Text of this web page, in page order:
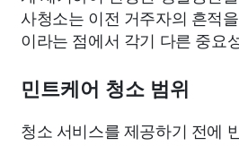
사청소는 이전 거주자의 흔적
이라는 점에서 각기 다른 중요
민트케어 청소 범위
청소 서비스를 제공하기 전에